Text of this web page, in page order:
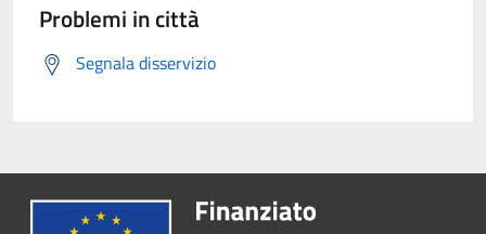
Problemi in città
Segnala disservizio